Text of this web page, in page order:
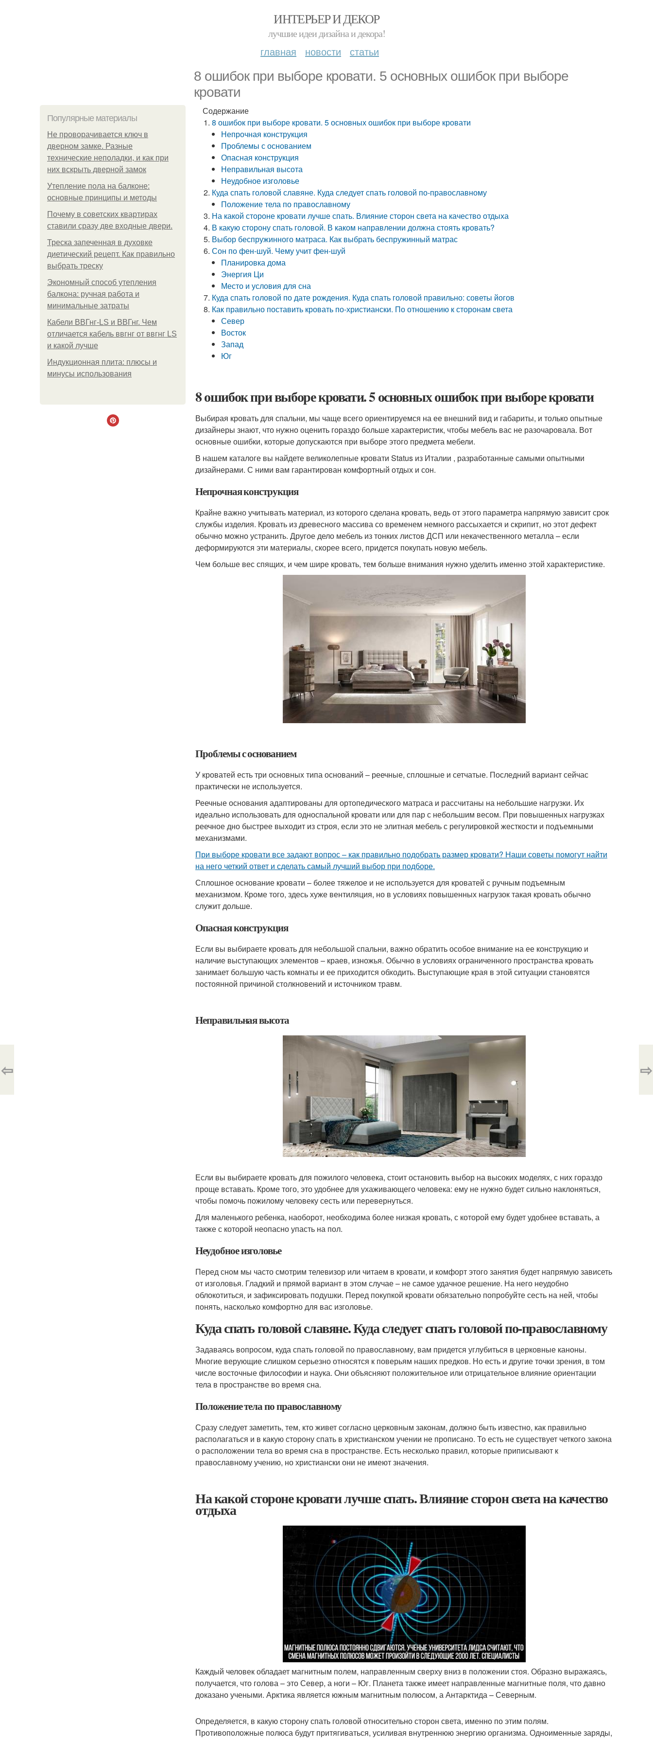
ИНТЕРЬЕР И ДЕКОР
лучшие идеи дизайна и декора!
главная новости статьи
8 ошибок при выборе кровати. 5 основных ошибок при выборе
кровати
Популярные материалы
Не проворачивается ключ в
дверном замке. Разные
технические неполадки, и как при
них вскрыть дверной замок
Утепление пола на балконе:
основные принципы и методы
Почему в советских квартирах
ставили сразу две входные двери.
Треска запеченная в духовке
диетический рецепт. Как правильно
выбрать треску
Экономный способ утепления
балкона: ручная работа и
минимальные затраты
Кабели ВВГнг-LS и ВВГнг. Чем
отличается кабель ввгнг от ввгнг LS
и какой лучше
Индукционная плита: плюсы и
минусы использования
Содержание
8 ошибок при выборе кровати. 5 основных ошибок при выборе кровати
Непрочная конструкция
Проблемы с основанием
Опасная конструкция
Неправильная высота
Неудобное изголовье
Куда спать головой славяне. Куда следует спать головой по-православному
Положение тела по православному
На какой стороне кровати лучше спать. Влияние сторон света на качество отдыха
В какую сторону спать головой. В каком направлении должна стоять кровать?
Выбор беспружинного матраса. Как выбрать беспружинный матрас
Сон по фен-шуй. Чему учит фен-шуй
Планировка дома
Энергия Ци
Место и условия для сна
Куда спать головой по дате рождения. Куда спать головой правильно: советы йогов
Как правильно поставить кровать по-христиански. По отношению к сторонам света
Север
Восток
Запад
Юг
8 ошибок при выборе кровати. 5 основных ошибок при выборе кровати
Выбирая кровать для спальни, мы чаще всего ориентируемся на ее внешний вид и габариты, и только опытные
дизайнеры знают, что нужно оценить гораздо больше характеристик, чтобы мебель вас не разочаровала. Вот
основные ошибки, которые допускаются при выборе этого предмета мебели.
В нашем каталоге вы найдете великолепные кровати Status из Италии , разработанные самыми опытными
дизайнерами. С ними вам гарантирован комфортный отдых и сон.
Непрочная конструкция
Крайне важно учитывать материал, из которого сделана кровать, ведь от этого параметра напрямую зависит срок
службы изделия. Кровать из древесного массива со временем немного рассыхается и скрипит, но этот дефект
обычно можно устранить. Другое дело мебель из тонких листов ДСП или некачественного металла – если
деформируются эти материалы, скорее всего, придется покупать новую мебель.
Чем больше вес спящих, и чем шире кровать, тем больше внимания нужно уделить именно этой характеристике.
Проблемы с основанием
У кроватей есть три основных типа оснований – реечные, сплошные и сетчатые. Последний вариант сейчас
практически не используется.
Реечные основания адаптированы для ортопедического матраса и рассчитаны на небольшие нагрузки. Их
идеально использовать для односпальной кровати или для пар с небольшим весом. При повышенных нагрузках
реечное дно быстрее выходит из строя, если это не элитная мебель с регулировкой жесткости и подъемными
механизмами.
При выборе кровати все задают вопрос – как правильно подобрать размер кровати? Наши советы помогут найти
на него четкий ответ и сделать самый лучший выбор при подборе.
Сплошное основание кровати – более тяжелое и не используется для кроватей с ручным подъемным
механизмом. Кроме того, здесь хуже вентиляция, но в условиях повышенных нагрузок такая кровать обычно
служит дольше.
Опасная конструкция
Если вы выбираете кровать для небольшой спальни, важно обратить особое внимание на ее конструкцию и
наличие выступающих элементов – краев, изножья. Обычно в условиях ограниченного пространства кровать
занимает большую часть комнаты и ее приходится обходить. Выступающие края в этой ситуации становятся
постоянной причиной столкновений и источником травм.
Неправильная высота
Если вы выбираете кровать для пожилого человека, стоит остановить выбор на высоких моделях, с них гораздо
проще вставать. Кроме того, это удобнее для ухаживающего человека: ему не нужно будет сильно наклоняться,
чтобы помочь пожилому человеку сесть или перевернуться.
Для маленького ребенка, наоборот, необходима более низкая кровать, с которой ему будет удобнее вставать, а
также с которой неопасно упасть на пол.
Неудобное изголовье
Перед сном мы часто смотрим телевизор или читаем в кровати, и комфорт этого занятия будет напрямую зависеть
от изголовья. Гладкий и прямой вариант в этом случае – не самое удачное решение. На него неудобно
облокотиться, и зафиксировать подушки. Перед покупкой кровати обязательно попробуйте сесть на ней, чтобы
понять, насколько комфортно для вас изголовье.
Куда спать головой славяне. Куда следует спать головой по-православному
Задаваясь вопросом, куда спать головой по православному, вам придется углубиться в церковные каноны.
Многие верующие слишком серьезно относятся к поверьям наших предков. Но есть и другие точки зрения, в том
числе восточные философии и наука. Они объясняют положительное или отрицательное влияние ориентации
тела в пространстве во время сна.
Положение тела по православному
Сразу следует заметить, тем, кто живет согласно церковным законам, должно быть известно, как правильно
располагаться и в какую сторону спать в христианском учении не прописано. То есть не существует четкого закона
о расположении тела во время сна в пространстве. Есть несколько правил, которые приписывают к
православному учению, но христиански они не имеют значения.
На какой стороне кровати лучше спать. Влияние сторон света на качество
отдыха
Каждый человек обладает магнитным полем, направленным сверху вниз в положении стоя. Образно выражаясь,
получается, что голова – это Север, а ноги – Юг. Планета также имеет направленные магнитные поля, что давно
доказано учеными. Арктика является южным магнитным полюсом, а Антарктида – Северным.
Определяется, в какую сторону спать головой относительно сторон света, именно по этим полям.
Противоположные полюса будут притягиваться, усиливая внутреннюю энергию организма. Одноименные заряды,
⇦ ⇨